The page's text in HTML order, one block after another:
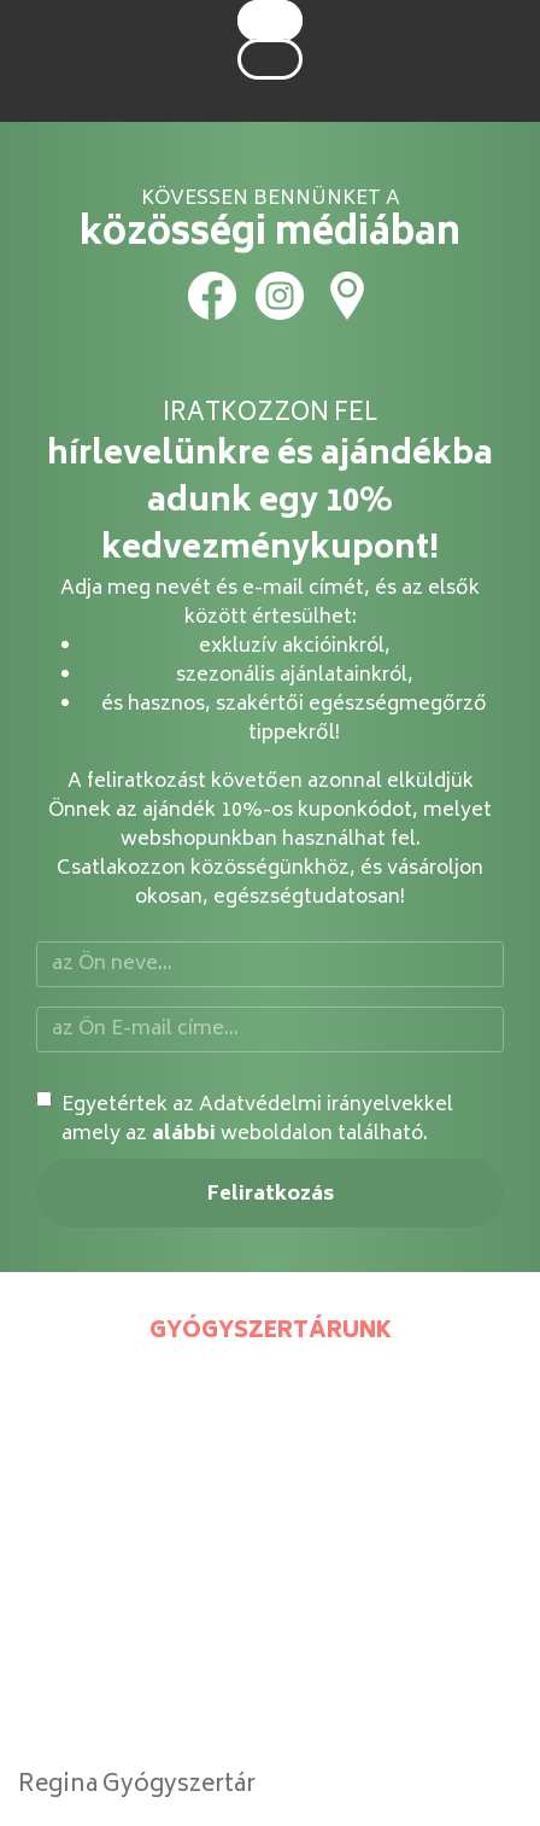
KÖVESSEN BENNÜNKET A
közösségi médiában
IRATKOZZON FEL
hírlevelünkre és ajándékba
adunk egy 10%
kedvezménykupont!
Adja meg nevét és e-mail címét, és az elsők
között értesülhet:
exkluzív akcióinkról,
szezonális ajánlatainkról,
és hasznos, szakértői egészségmegőrző
tippekről!
A feliratkozást követően azonnal elküldjük
Önnek az ajándék 10%-os kuponkódot, melyet
webshopunkban használhat fel.
Csatlakozzon közösségünkhöz, és vásároljon
okosan, egészségtudatosan!
Egyetértek az Adatvédelmi irányelvekkel
amely az alábbiweboldalon található.
GYÓGYSZERTÁRUNK
Regina Gyógyszertár